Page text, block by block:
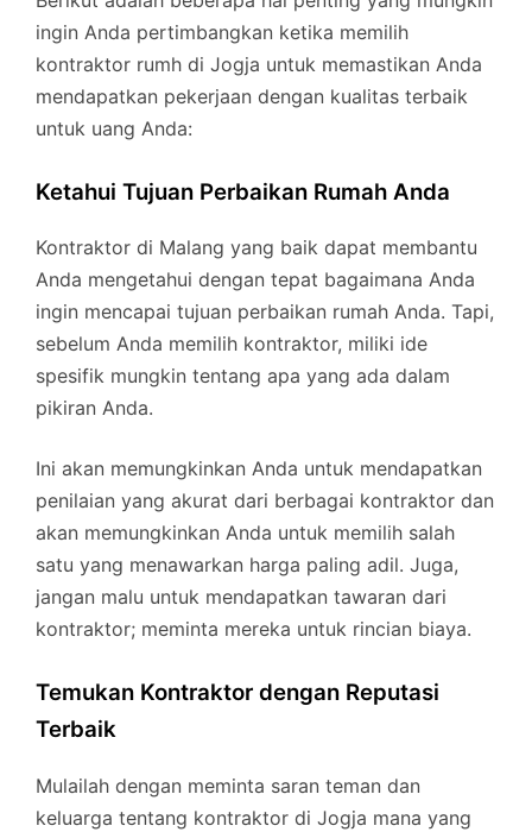
ingin Anda pertimbangkan ketika memilih
kontraktor rumh di Jogja untuk memastikan Anda
mendapatkan pekerjaan dengan kualitas terbaik
untuk uang Anda:
Ketahui Tujuan Perbaikan Rumah Anda
Kontraktor di Malang yang baik dapat membantu
Anda mengetahui dengan tepat bagaimana Anda
ingin mencapai tujuan perbaikan rumah Anda. Tapi,
sebelum Anda memilih kontraktor, miliki ide
spesifik mungkin tentang apa yang ada dalam
pikiran Anda.
Ini akan memungkinkan Anda untuk mendapatkan
penilaian yang akurat dari berbagai kontraktor dan
akan memungkinkan Anda untuk memilih salah
satu yang menawarkan harga paling adil. Juga,
jangan malu untuk mendapatkan tawaran dari
kontraktor; meminta mereka untuk rincian biaya.
Temukan Kontraktor dengan Reputasi
Terbaik
Mulailah dengan meminta saran teman dan
keluarga tentang kontraktor di Jogja mana yang